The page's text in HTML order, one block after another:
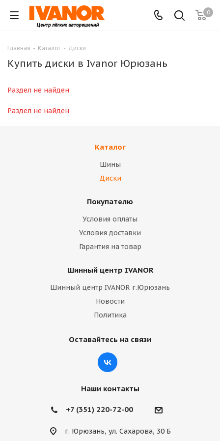
0
Главная - Каталог - Диски
Купить диски в Ivanor Юрюзань
Раздел не найден
Раздел не найден
Каталог
Шины
Диски
Покупателю
Условия оплаты
Условия доставки
Гарантия на товар
Шинный центр IVANOR
Шинный центр IVANOR г.Юрюзань
Новости
Политика
Оставайтесь на связи
Наши контакты
+7 (351) 220-72-00
г. Юрюзань, ул. Сахарова, 30 Б